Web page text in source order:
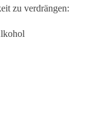
zu verdrängen: